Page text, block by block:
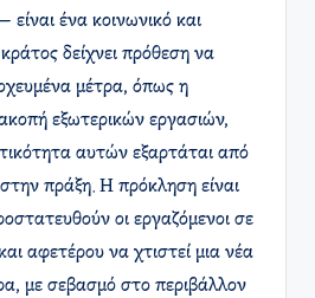
είναι ένα κοινωνικό και
δείχνει πρόθεση να
μέτρα, όπως η
εξωτερικών εργασιών,
αυτών εξαρτάται από
πράξη. Η πρόκληση είναι
οι εργαζόμενοι σε
αφετέρου να χτιστεί μια νέα
με σεβασμό στο περιβάλλον